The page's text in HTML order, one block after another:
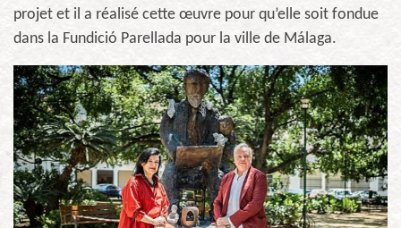
projet et il a réalisé cette œuvre pour qu’elle soit fondue
dans la Fundició Parellada pour la ville de Málaga.